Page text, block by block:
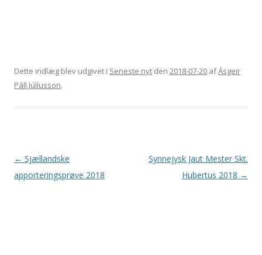
Dette indlæg blev udgivet i Seneste nyt den 2018-07-20 afÁsgeir
Páll Júlíusson.
Indlægsnavigation
← Sjællandske
apporteringsprøve 2018
Synnejysk Jaut Mester Skt.
Hubertus 2018 →